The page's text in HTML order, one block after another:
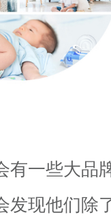
有一些大品
发现他们除